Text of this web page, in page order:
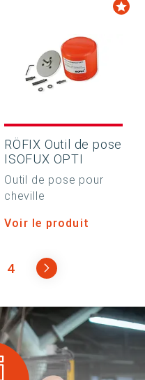
RÖFIX Outil de pose
ISOFUX OPTI
Outil de pose pour
cheville
Voir le produit
4